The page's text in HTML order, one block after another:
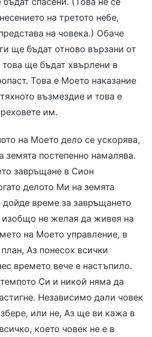
на третото небе,
на човека.) Обаче
ще бъдат отново вързани от
това ще бъдат хвърлени в
Това е Моето наказание
възмездие и това е
им.
на Моето дело се ускорява,
земята постепенно намалява.
завръщане в Сион
делото Ми на земята
време за завръщането
не желая да живея на
на Моето управление, в
Аз понесох всички
времето вече е настъпило.
Си и никой няма да
Независимо дали човек
или не, Аз ще ви кажа в
което човек не е в